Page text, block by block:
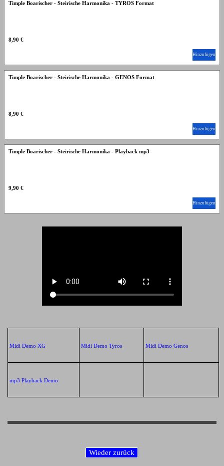
Timple Boarischer - Steirische Harmonika - TYROS Format
8,90 €
Hinzufügen
Timple Boarischer - Steirische Harmonika - GENOS Format
8,90 €
Hinzufügen
Timple Boarischer - Steirische Harmonika - Playback mp3
9,90 €
Hinzufügen
Midi Demo XG Midi Demo Tyros Midi Demo Genos
mp3 Playback Demo